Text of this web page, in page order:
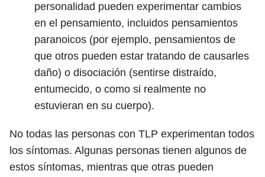
personalidad pueden experimentar cambios
en el pensamiento, incluidos pensamientos
paranoicos (por ejemplo, pensamientos de
que otros pueden estar tratando de causarles
daño) o disociación (sentirse distraído,
entumecido, o como si realmente no
estuvieran en su cuerpo).
No todas las personas con TLP experimentan todos
los síntomas. Algunas personas tienen algunos de
estos síntomas, mientras que otras pueden